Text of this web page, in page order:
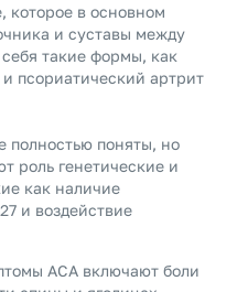
которое в основном
и суставы между
такие формы, как
псориатический артрит
поняты, но
роль генетические и
как наличие
и воздействие
АСА включают боли